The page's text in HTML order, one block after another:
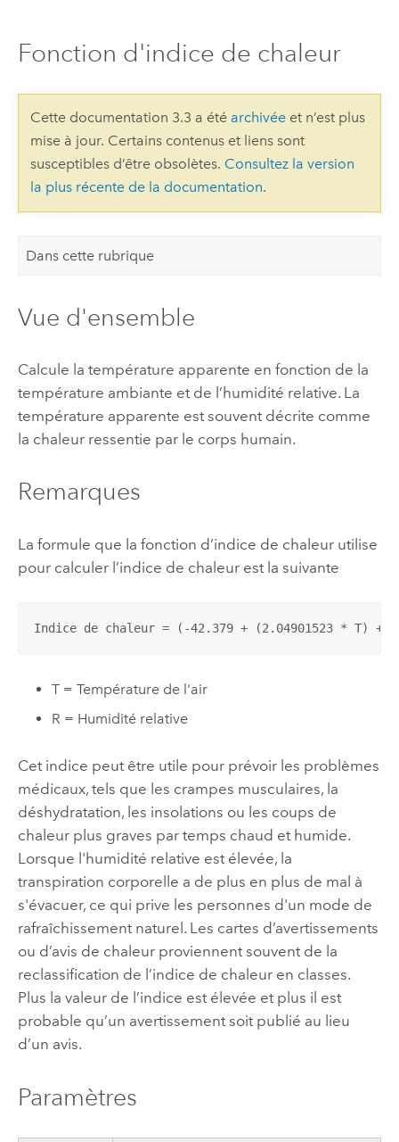
Fonction d'indice de chaleur
Cette documentation 3.3 a été archivéeet n’est plus
mise à jour. Certains contenus et liens sont
susceptibles d’être obsolètes. Consultez la version
la plus récente de la documentation.
Dans cette rubrique
Vue d'ensemble
Calcule la température apparente en fonction de la
température ambiante et de l’humidité relative. La
température apparente est souvent décrite comme
la chaleur ressentie par le corps humain.
Remarques
La formule que la fonction d’indice de chaleur utilise
pour calculer l’indice de chaleur est la suivante
Indice de chaleur = (-42.379 + (2.04901523 * T) +
T = Température de l'air
R = Humidité relative
Cet indice peut être utile pour prévoir les problèmes
médicaux, tels que les crampes musculaires, la
déshydratation, les insolations ou les coups de
chaleur plus graves par temps chaud et humide.
Lorsque l'humidité relative est élevée, la
transpiration corporelle a de plus en plus de mal à
s'évacuer, ce qui prive les personnes d'un mode de
rafraîchissement naturel. Les cartes d’avertissements
ou d’avis de chaleur proviennent souvent de la
reclassification de l’indice de chaleur en classes.
Plus la valeur de l’indice est élevée et plus il est
probable qu’un avertissement soit publié au lieu
d’un avis.
Paramètres